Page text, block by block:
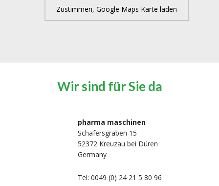
Wir sind für Sie da
pharma maschinen
Schäfersgraben 15
52372 Kreuzau bei Düren
Germany
Tel: 0049 (0) 24 21 5 80 96
Zustimmen, Google Maps Karte laden